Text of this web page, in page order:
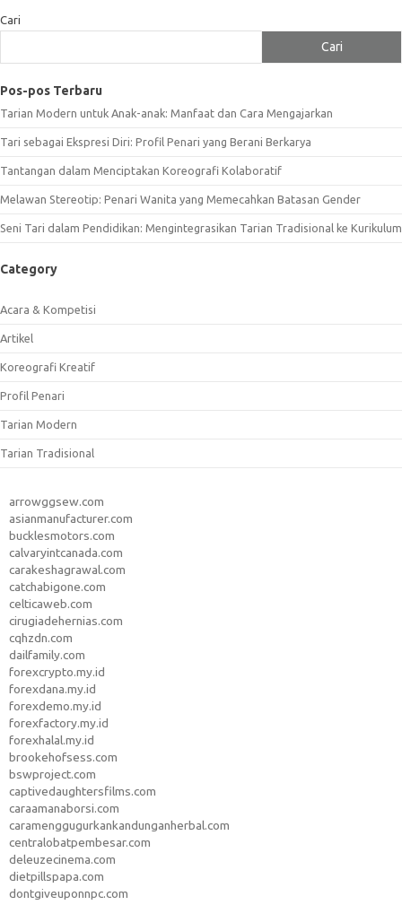
Cari
Cari
Pos-pos Terbaru
Tarian Modern untuk Anak-anak: Manfaat dan Cara Mengajarkan
Tari sebagai Ekspresi Diri: Profil Penari yang Berani Berkarya
Tantangan dalam Menciptakan Koreografi Kolaboratif
Melawan Stereotip: Penari Wanita yang Memecahkan Batasan Gender
Seni Tari dalam Pendidikan: Mengintegrasikan Tarian Tradisional ke Kurikulum
Category
Acara & Kompetisi
Artikel
Koreografi Kreatif
Profil Penari
Tarian Modern
Tarian Tradisional
arrowggsew.com
asianmanufacturer.com
bucklesmotors.com
calvaryintcanada.com
carakeshagrawal.com
catchabigone.com
celticaweb.com
cirugiadehernias.com
cqhzdn.com
dailfamily.com
forexcrypto.my.id
forexdana.my.id
forexdemo.my.id
forexfactory.my.id
forexhalal.my.id
brookehofsess.com
bswproject.com
captivedaughtersfilms.com
caraamanaborsi.com
caramenggugurkankandunganherbal.com
centralobatpembesar.com
deleuzecinema.com
dietpillspapa.com
dontgiveuponnpc.com